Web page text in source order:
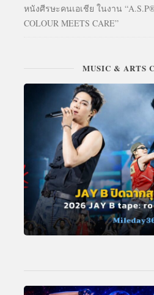
หนังศีรษะคนเอเชีย ในงาน
COLOUR MEETS CARE”
MUSIC & ARTS